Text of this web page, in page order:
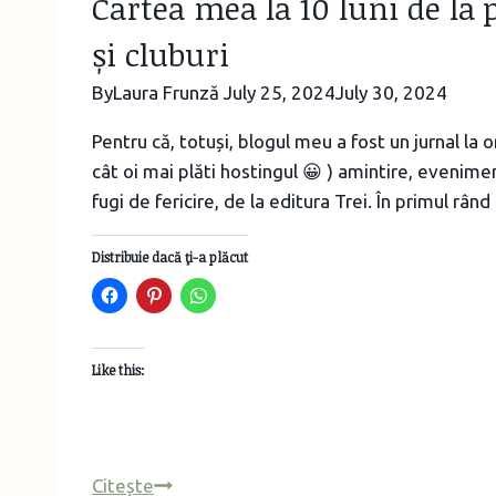
și cluburi
ByLaura Frunză July 25, 2024July 30, 2024
Pentru că, totuși, blogul meu a fost un jurnal la
cât oi mai plăti hostingul 😀 ) amintire,
fugi de fericire, de la editura Trei. În primul
Distribuie dacă ţi-a plăcut
Like this:
CiteșteCartea